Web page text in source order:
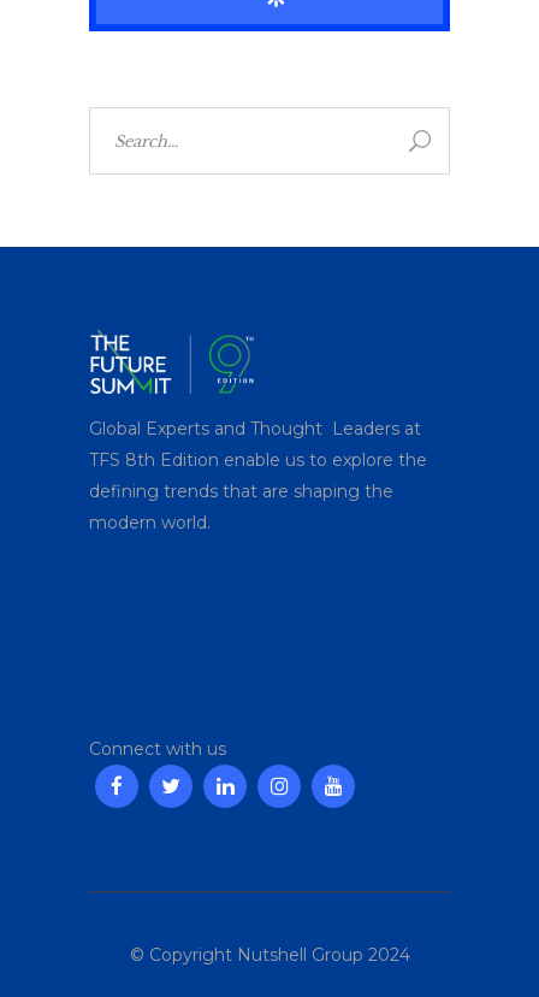
Global Experts and Thought Leaders at
TFS 8th Edition enable us to explore the
defining trends that are shaping the
modern world.
Connect with us
© Copyright Nutshell Group 2024